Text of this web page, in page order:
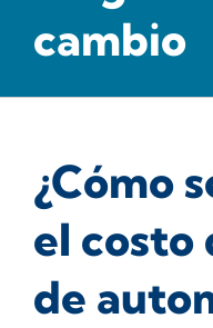
cambio
¿Cómo
el costo
de